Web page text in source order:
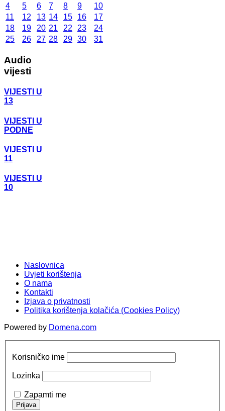
4
5 6 7 8 9
10
11
12 13 14 15 16
17
18
19 20 21 22 23
24
25
26 27 28 29 30 31
Audio
vijesti
VIJESTI U
13
VIJESTI U
PODNE
VIJESTI U
11
VIJESTI U
10
Naslovnica
Uvjeti korištenja
O nama
Kontakti
Izjava o privatnosti
Politika korištenja kolačića (Cookies Policy)
Powered by Domena.com
Korisničko ime
Lozinka
Zapamti me